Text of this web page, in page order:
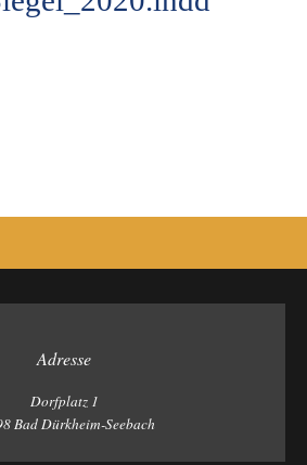
Adresse
Dorfplatz 1
Bad Dürkheim-Seebach